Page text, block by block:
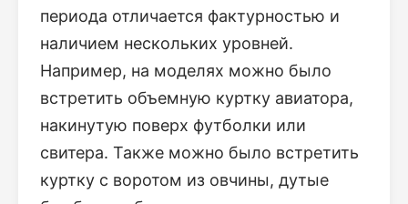
периода отличается фактурностью и
наличием нескольких уровней.
Например, на моделях можно было
встретить объемную куртку авиатора,
накинутую поверх футболки или
свитера. Также можно было встретить
куртку с воротом из овчины, дутые